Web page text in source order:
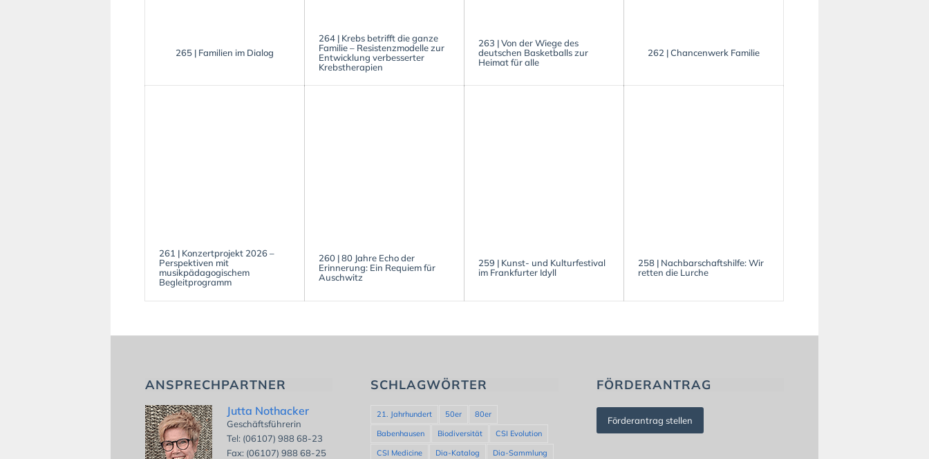
265 | Familien im Dialog
264 | Krebs betrifft die ganze
Familie – Resistenzmodelle zur
Entwicklung verbesserter
Krebstherapien
263 | Von der Wiege des
deutschen Basketballs zur
Heimat für alle
262 | Chancenwerk Familie
261 | Konzertprojekt 2026 –
Perspektiven mit
musikpädagogischem
Begleitprogramm
260 | 80 Jahre Echo der
Erinnerung: Ein Requiem für
Auschwitz
259 | Kunst- und Kulturfestival
im Frankfurter Idyll
258 | Nachbarschaftshilfe: Wir
retten die Lurche
ANSPRECHPARTNER
Jutta Nothacker
Geschäftsführerin
Tel: (06107) 988 68-23
Fax: (06107) 988 68-25
SCHLAGWÖRTER
21. Jahrhundert 50er
80er
Babenhausen
Biodiversität
CSI Evolution
CSI Medicine
Dia-Katalog
Dia-Sammlung
FÖRDERANTRAG
Förderantrag stellen